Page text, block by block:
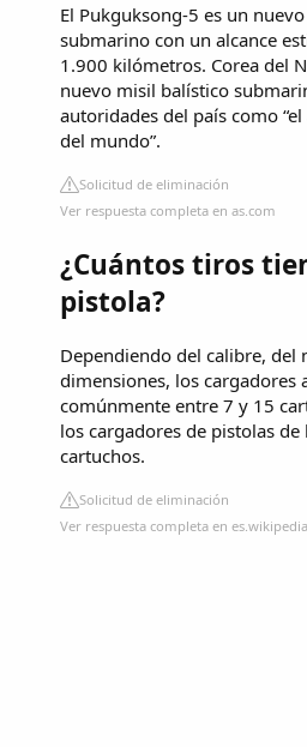
El Pukguksong-5 es un
submarino con un alcance
1.900 kilómetros. Corea del
nuevo misil balístico
autoridades del país como
del mundo”.
Solicitud de eliminación
Ver respuesta completa en as.com
¿Cuántos tiros
pistola?
Dependiendo del calibre, del
dimensiones, los cargadores
comúnmente entre 7 y 15
los cargadores de pistolas
cartuchos.
Solicitud de eliminación
Ver respuesta completa en